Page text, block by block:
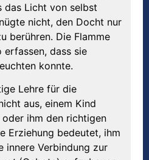
das Licht von selbst
nicht, den Docht nur
berühren. Die Flamme
erfassen, dass sie
konnte.
Lehre für die
aus, einem Kind
ihm den richtigen
Erziehung bedeutet, ihm
innere Verbindung zur